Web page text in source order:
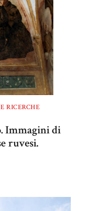
RICERCHE
Immagini di
ruvesi.